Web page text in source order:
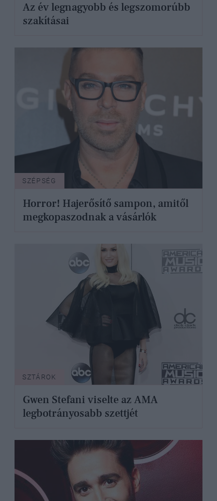
Az év legnagyobb és legszomorúbb
szakításai
SZÉPSÉG
Horror! Hajerősítő sampon, amitől
megkopaszodnak a vásárlók
SZTÁROK
Gwen Stefani viselte az AMA
legbotrányosabb szettjét